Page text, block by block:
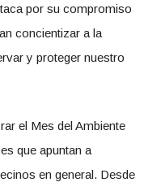
por su compromiso
concientizar a la
y proteger nuestro
el Mes del Ambiente
que apuntan a
en general. Desde